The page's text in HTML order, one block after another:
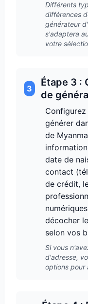
Différents
différences
générateur
s'adaptera
votre
3
Étape 3 :
de
générer
de
date de
contact
de crédit,
décocher
selon vos
Si vous
d'adresse,
options pour